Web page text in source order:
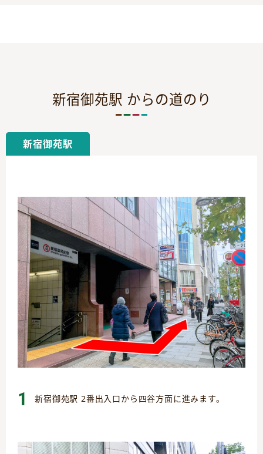
新宿御苑駅 からの道のり
新宿御苑駅
1 新宿御苑駅 2番出入口から四谷方面に進みます。